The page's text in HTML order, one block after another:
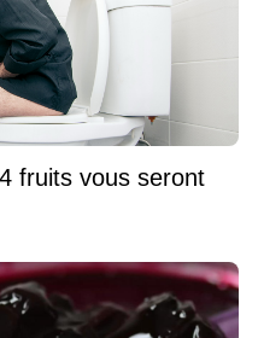
fruits vous seront